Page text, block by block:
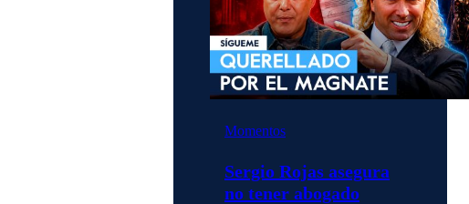
Momentos
Sergio Rojas asegura
no tener abogado